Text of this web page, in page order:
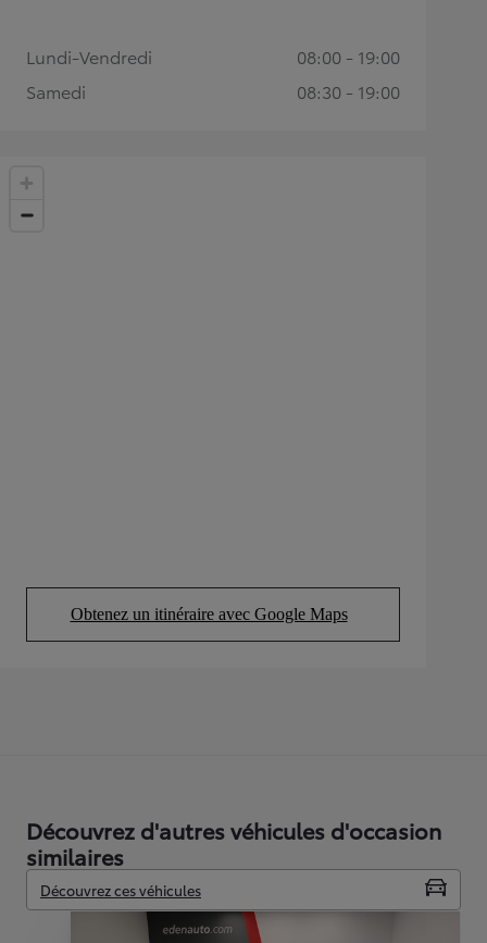
Obtenez un itinéraire avec Google Maps
(Opens in new tab)
Lundi-Vendredi
08:00 - 19:00
Samedi
08:30 - 19:00
Découvrez d'autres véhicules d'occasion
similaires
Découvrez ces véhicules